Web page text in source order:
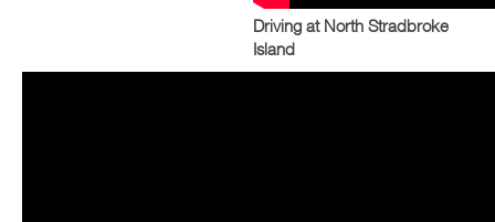
Driving at North Stradbroke
Island